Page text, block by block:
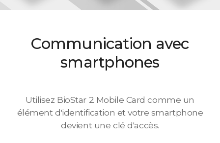
Communication avec
smartphones
Utilisez BioStar 2 Mobile Card comme un
élément d'identification et votre smartphone
devient une clé d'accès.